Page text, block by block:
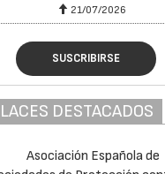
21/07/2026
SUSCRIBIRSE
DESTACADOS